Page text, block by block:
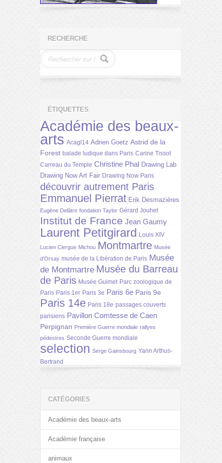
RECHERCHE
ÉTIQUETTES
Académie des beaux-
arts Acagl14 Adrien Goetz Astrid de la
Forest balade ludique dans Paris Carine Tissot
Carreau du Temple Christine Phal Drawing Lab
Drawing Now Art Fair Drawing Now Paris
découvrir autrement Paris
Emmanuel Pierrat Erik Desmazières
Eugène Delâtre fondation Taylor Gérard Jouhet
Institut de France Jean Gaumy
Laurent Petitgirard Louis XIV
Lucien Clergue Michou Montmartre Musée
d'Orsay musée de la Libération de Paris Musée
de Montmartre Musée du Barreau
de Paris Musée Guimet Parc zoologique de
Paris Paris 1er Paris 3e Paris 6e Paris 9e
Paris 14e Paris 18e passages couverts
parisiens Pavillon Comtesse de Caen
Perpignan Première Guerre mondiale rallyes
pédestres Seconde Guerre mondiale
selection Serge Gainsbourg Yann Arthus-
Bertrand
CATÉGORIES
Académie des beaux-arts
Académie française
animaux